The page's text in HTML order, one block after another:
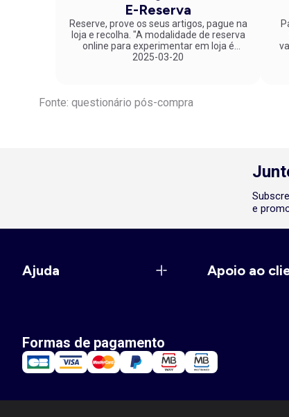
E-Reserva
Reserve, prove os seus artigos, pague na
loja e recolha. "A modalidade de reserva
online para experimentar em loja é
fantástica. Parabéns pela inovação!"
2025-03-20
Fonte: questionário pós-compra
e
Ajuda Apoio ao
Formas de pagamento